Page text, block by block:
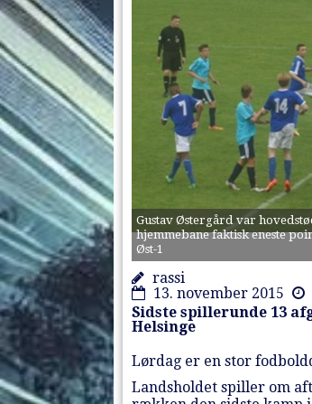
Gustav Østergård var
hjemmebane faktisk eneste
Øst-1
rassi
13. november 2015
Sidste spillerunde 13
Helsinge
Lørdag er en stor
Landsholdet spiller om